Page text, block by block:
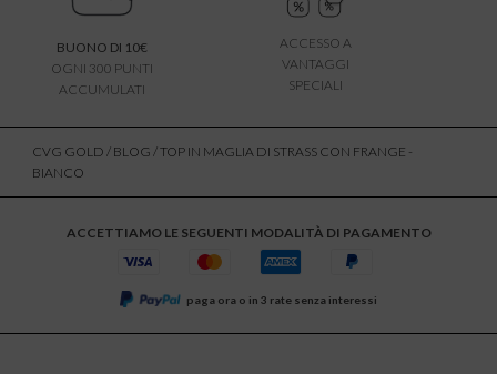
BUONO DI 10€
OGNI 300 PUNTI
ACCUMULATI
ACCESSO A
VANTAGGI
SPECIALI
CVG GOLD / BLOG / TOP IN MAGLIA DI STRASS CON FRANGE -
BIANCO
ACCETTIAMO LE SEGUENTI MODALITÀ DI PAGAMENTO
paga ora o in 3 rate senza interessi